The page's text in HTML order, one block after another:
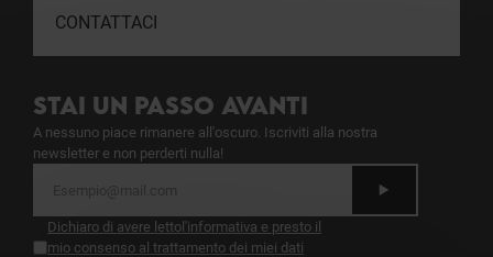
CONTATTACI
STAI UN PASSO AVANTI
A nessuno piace rimanere all'oscuro. Iscriviti alla nostra
newsletter e non perderti nulla!
Dichiaro di avere letto l'informativa e presto il
mio consenso al trattamento dei miei dati